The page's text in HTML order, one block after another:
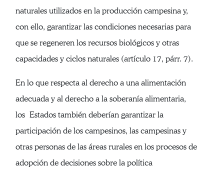
naturales utilizados en la producción campesina y,
con ello, garantizar las condiciones necesarias para
que se regeneren los recursos biológicos y otras
capacidades y ciclos naturales (artículo 17, párr. 7).
En lo que respecta al derecho a una alimentación
adecuada y al derecho a la soberanía alimentaria,
los Estados también deberían garantizar la
participación de los campesinos, las campesinas y
otras personas de las áreas rurales en los procesos de
adopción de decisiones sobre la política